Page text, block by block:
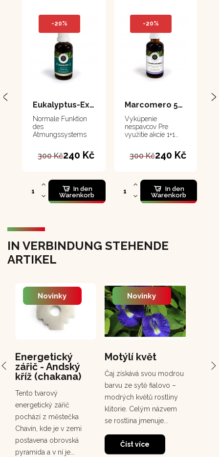
-20%
Eukalyptus-Extrakt 50 ml
Normale Funktion
des
Atmungssystems
300 Kč240 Kč
In den
Warenkorb
-20%
Marcomero 50 ml
Vykúpenie
nespavcov Pre
využitie akcie 1+1
300 Kč240 Kč
In den
Warenkorb
IN VERBINDUNG STEHENDE
ARTIKEL
Energetický
zářič - Andský
kříž (chakana)
Novinky
Tento tvarový
energetický zářič
pochází z městečka
Chavín, kde je v zemi
postavena obrovská
pyramida a v ní je...
Motýlí květ
Novinky
Čaj získává svou modrou
barvu ze sytě fialovo –
modrých květů rostliny
klitorie. Celým názvem
se rostlina jmenuje...
Číst více